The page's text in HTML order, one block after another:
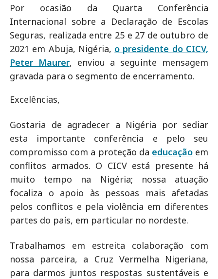
Por ocasião da Quarta Conferência
Internacional sobre a Declaração de Escolas
Seguras, realizada entre 25 e 27 de outubro de
2021 em Abuja, Nigéria, o presidente do CICV,
Peter Maurer, enviou a seguinte mensagem
gravada para o segmento de encerramento.
Excelências,
Gostaria de agradecer a Nigéria por sediar
esta importante conferência e pelo seu
compromisso com a proteção da educaçãoem
conflitos armados. O CICV está presente há
muito tempo na Nigéria; nossa atuação
focaliza o apoio às pessoas mais afetadas
pelos conflitos e pela violência em diferentes
partes do país, em particular no nordeste.
Trabalhamos em estreita colaboração com
nossa parceira, a Cruz Vermelha Nigeriana,
para darmos juntos respostas sustentáveis e